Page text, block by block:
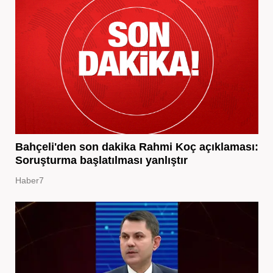
Bahçeli'den son dakika Rahmi Koç açıklaması:
Soruşturma başlatılması yanlıştır
Haber7